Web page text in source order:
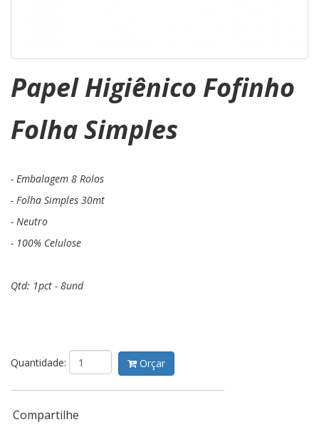
Papel Higiênico Fofinho
Folha Simples
- Embalagem 8 Rolos
- Folha Simples 30mt
- Neutro
- 100% Celulose
Qtd: 1pct - 8und
Quantidade: Orçar
Compartilhe